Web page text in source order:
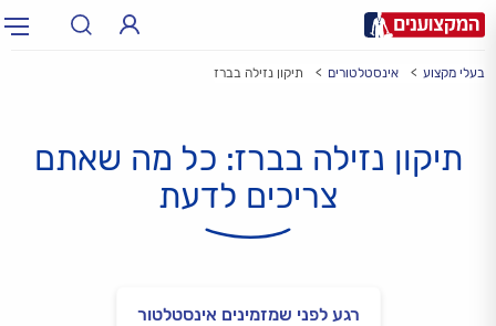
עירעיר: תל אביב, חיפה…
בעלי מקצוע אינסטלטורים תיקון נזילה בברז
תיקון נזילה בברז: כל מה שאתם
צריכים לדעת
רגע לפני שמזמינים אינסטלטור